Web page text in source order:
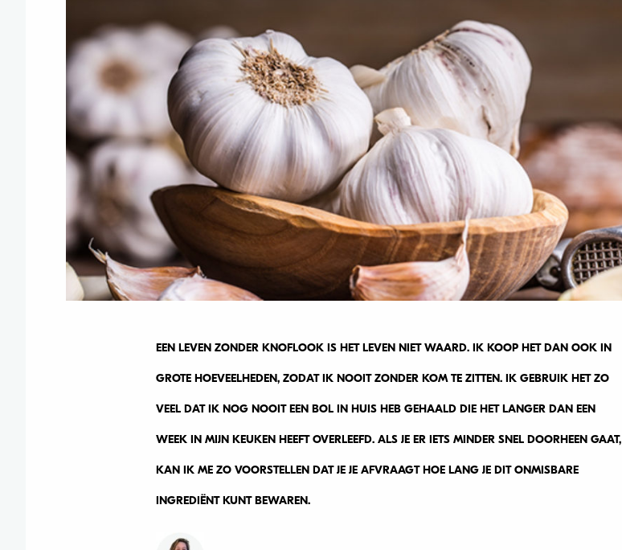
EEN LEVEN ZONDER KNOFLOOK IS HET LEVEN NIET WAARD. IK KOOP HET DAN OOK IN
GROTE HOEVEELHEDEN, ZODAT IK NOOIT ZONDER KOM TE ZITTEN. IK GEBRUIK HET ZO
VEEL DAT IK NOG NOOIT EEN BOL IN HUIS HEB GEHAALD DIE HET LANGER DAN EEN
WEEK IN MIJN KEUKEN HEEFT OVERLEEFD. ALS JE ER IETS MINDER SNEL DOORHEEN GAAT,
KAN IK ME ZO VOORSTELLEN DAT JE JE AFVRAAGT HOE LANG JE DIT ONMISBARE
INGREDIËNT KUNT BEWAREN.